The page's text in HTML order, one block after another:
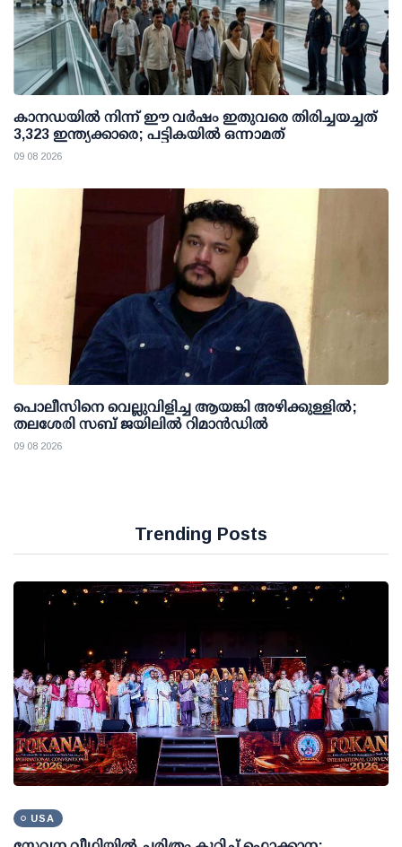
കാനഡയിൽ നിന്ന് ഈ വർഷം ഇതുവരെ തിരിച്ചയച്ചത്
3,323 ഇന്ത്യക്കാരെ; പട്ടികയിൽ ഒന്നാമത്
09 08 2026
പൊലീസിനെ വെല്ലുവിളിച്ച ആയങ്കി അഴിക്കുള്ളില്‍;
തലശേരി സബ് ജയിലില്‍ റിമാന്‍ഡില്‍
09 08 2026
Trending Posts
USA